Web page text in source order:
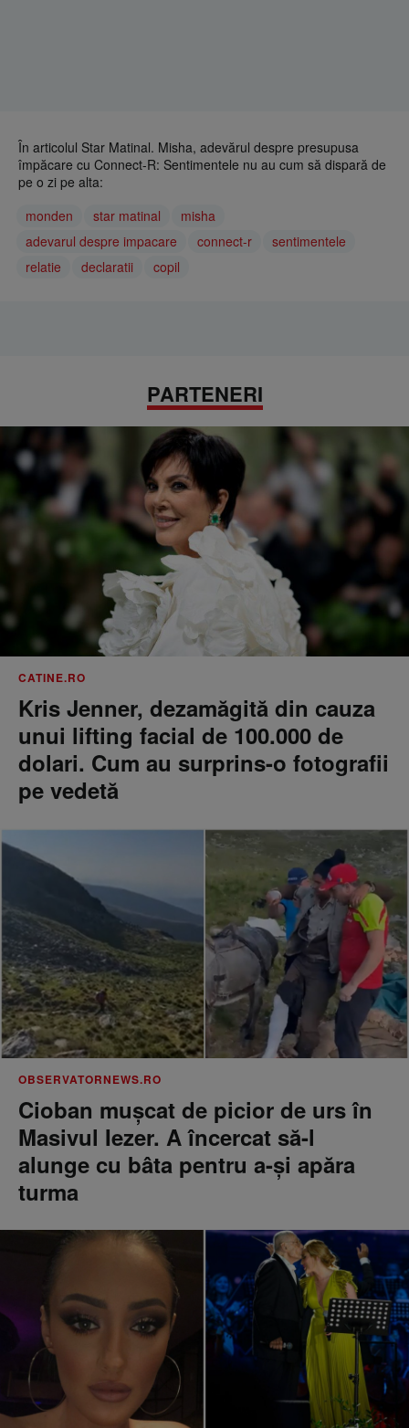
În articolul Star Matinal. Misha, adevărul despre presupusa
împăcare cu Connect-R: Sentimentele nu au cum să dispară de
pe o zi pe alta:
monden
star matinal
misha
adevarul despre impacare
connect-r
sentimentele
relatie
declaratii copil
PARTENERI
CATINE.RO
Kris Jenner, dezamăgită din cauza
unui lifting facial de 100.000 de
dolari. Cum au surprins-o fotografii
pe vedetă
OBSERVATORNEWS.RO
Cioban muşcat de picior de urs în
Masivul Iezer. A încercat să-l
alunge cu bâta pentru a-şi apăra
turma